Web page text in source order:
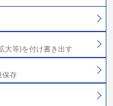
大等)を付け書き出す
保存